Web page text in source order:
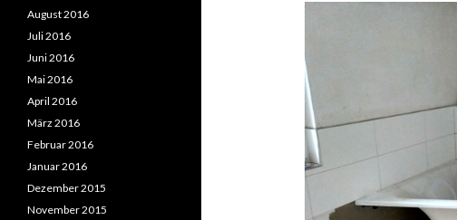
August 2016
Juli 2016
Juni 2016
Mai 2016
April 2016
März 2016
Februar 2016
Januar 2016
Dezember 2015
November 2015